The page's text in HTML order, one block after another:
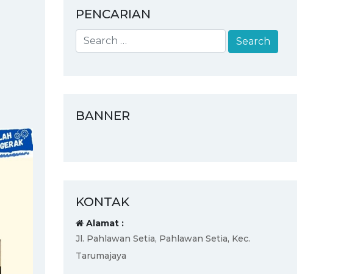
PENCARIAN
BANNER
KONTAK
Alamat :
Jl. Pahlawan Setia, Pahlawan Setia, Kec.
Tarumajaya